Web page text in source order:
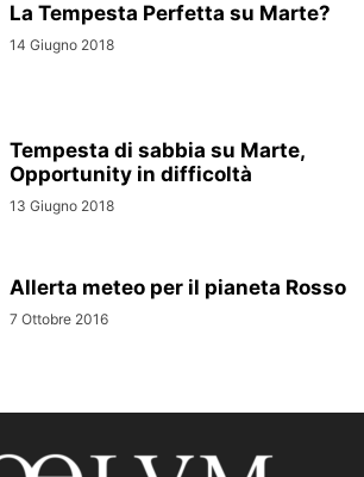
La Tempesta Perfetta su Marte?
14 Giugno 2018
Tempesta di sabbia su Marte,
Opportunity in difficoltà
13 Giugno 2018
Allerta meteo per il pianeta Rosso
7 Ottobre 2016